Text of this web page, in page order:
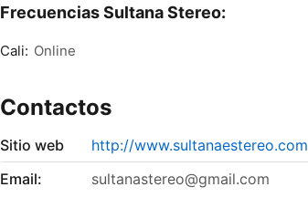
Frecuencias Sultana Stereo:
Cali: Online
Contactos
Sitio web
http://www.sultanaestereo.com
Email:
sultanastereo@gmail.com